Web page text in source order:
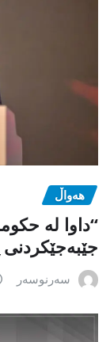
هەواڵ
“داوا لە
سەرنوسەر